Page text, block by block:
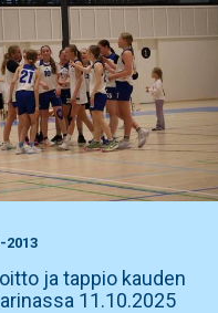
2013
ja tappio kauden
11.10.2025